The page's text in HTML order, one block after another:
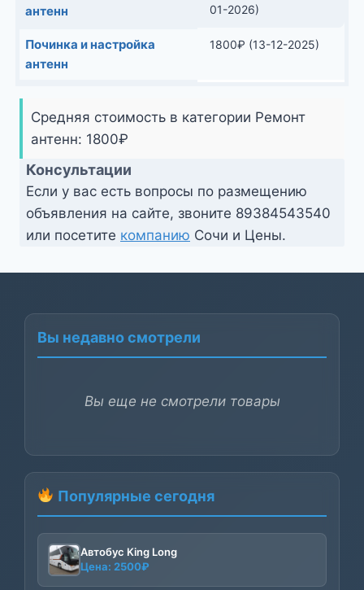
антенн
01-2026)
Починка и настройка
антенн
1800₽ (13-12-2025)
Средняя стоимость в категории Ремонт
антенн: 1800₽
Консультации
Если у вас есть вопросы по размещению
объявления на сайте, звоните 89384543540
или посетите компанию Сочи и Цены.
Вы недавно смотрели
Вы еще не смотрели товары
Популярные сегодня
Автобус King Long
Цена: 2500₽